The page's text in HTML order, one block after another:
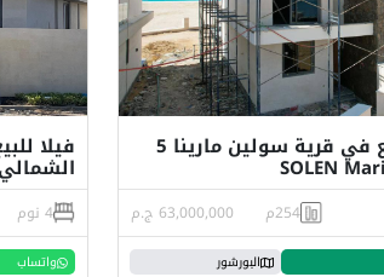
تاون هاوس 254م للبيع في قرية سولين مارينا 5
254م 63,000,000 ج.م
البورشور
4 نوم
واتساب